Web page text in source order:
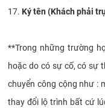
17. Ký tên (Khách phải
**Trong những trường
hoặc do có sự cố, có sự
chuyển công cộng như :
thay đổi lộ trình bất cứ